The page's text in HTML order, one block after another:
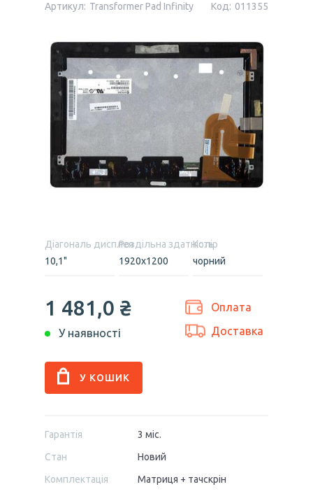
Артикул: Transformer Pad Infinity Код: 011355
Діагональ дисплея
10,1"
Роздільна здатність
1920x1200
Колір
чорний
1 481,0 ₴
У наявності
Оплата
Доставка
Гарантія
3 міс.
Стан
Новий
Комплектація
Матриця + тачскрін